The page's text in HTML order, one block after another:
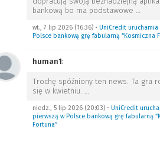
bankową bo ma podstawowe …
wt., 7 lip 2026 (16:36)• UniCredit uruchamia
Polsce bankową grę fabularną “Kosmiczna
human1:
Trochę spóźniony ten news. Ta gra
się w kwietniu. …
niedz., 5 lip 2026 (20:03)• UniCredit
pierwszą w Polsce bankową grę fabularną
Fortuna”